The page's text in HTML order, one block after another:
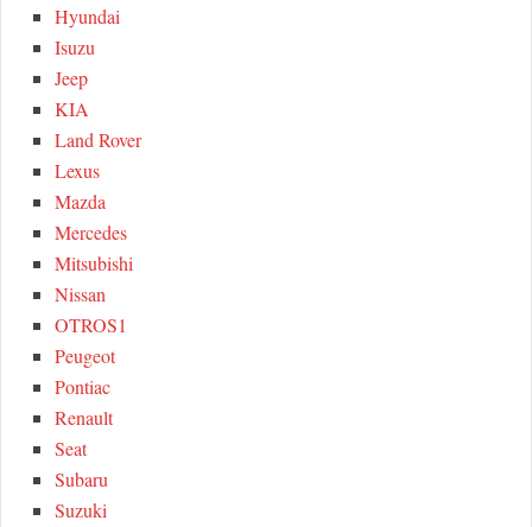
Hyundai
Isuzu
Jeep
KIA
Land Rover
Lexus
Mazda
Mercedes
Mitsubishi
Nissan
OTROS1
Peugeot
Pontiac
Renault
Seat
Subaru
Suzuki